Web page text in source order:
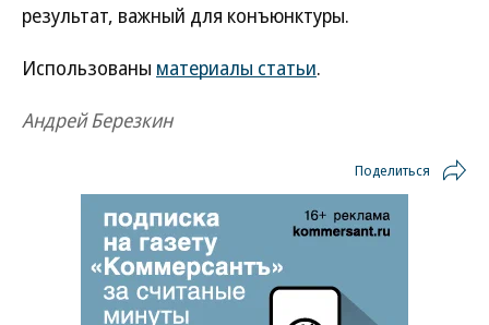
результат, важный для конъюнктуры.
Использованы материалы статьи.
Андрей Березкин
Поделиться